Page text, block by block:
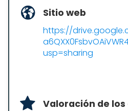
Sitio web
https://
usp=sharing
Valoración de